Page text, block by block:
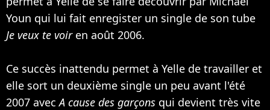
Youn qui lui fait enregister un single de son tube
Je veux te voiren août 2006.
Ce succès inattendu permet à Yelle de travailler et
elle sort un deuxième single un peu avant l'été
2007 avecA cause des garçons qui devient très vite